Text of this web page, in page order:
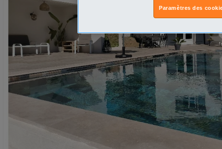
Paramètres des